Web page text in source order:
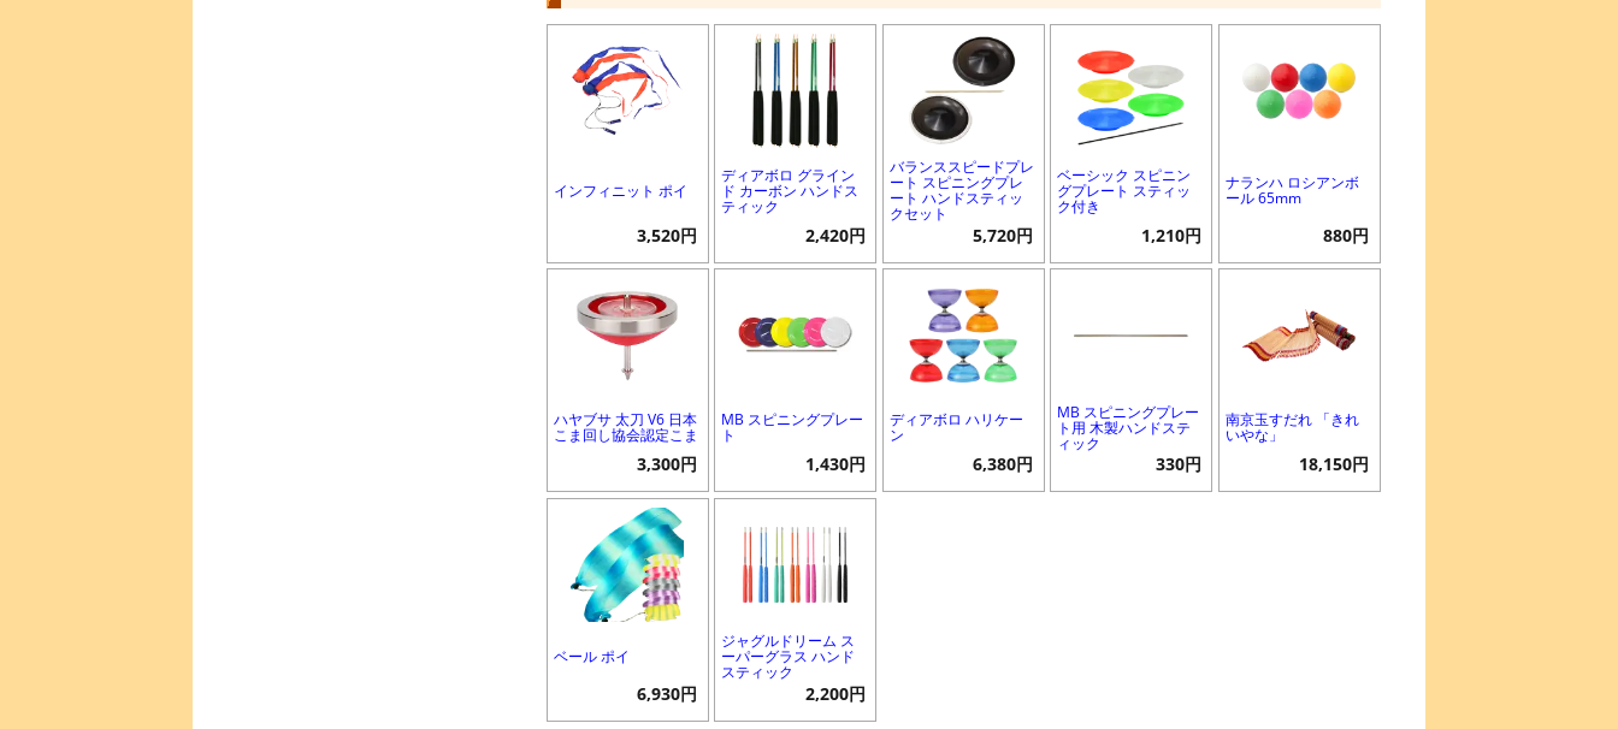
インフィニット ポイ
3,520円
ディアボロ グライン
ド カーボン ハンドス
ティック
2,420円
バランススピードプレ
ート スピニングプレ
ート ハンドスティッ
クセット
5,720円
ベーシック スピニン
グプレート スティッ
ク付き
1,210円
ナランハ ロシアンボ
ール 65mm
880円
ハヤブサ 太刀 V6 日本
こま回し協会認定こま
3,300円
MB スピニングプレー
ト
1,430円
ディアボロ ハリケー
ン
6,380円
MB スピニングプレー
ト用 木製ハンドステ
ィック
330円
南京玉すだれ 「きれ
いやな」
18,150円
ベール ポイ
6,930円
ジャグルドリーム ス
ーパーグラス ハンド
スティック
2,200円